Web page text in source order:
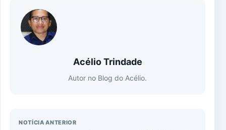
Acélio Trindade
Autor no Blog do Acélio.
NOTÍCIA ANTERIOR